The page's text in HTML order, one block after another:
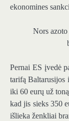
ekonomines
Nors
Pernai ES įvedė
tarifą Baltarusijos
iki 60 eurų už
kad jis sieks 350
išlieka ženkliai